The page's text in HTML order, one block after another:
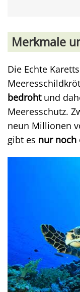
Merkmale
Die Echte
bedrohtund
Meeresschutz.
neun Millionen
gibt es nur noch